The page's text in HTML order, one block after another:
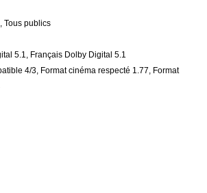
Tous publics
5.1, Français Dolby Digital 5.1
4/3, Format cinéma respecté 1.77, Format